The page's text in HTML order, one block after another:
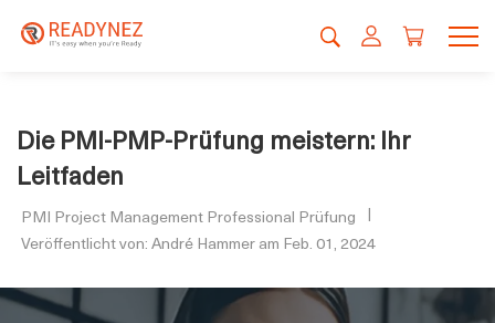
Die PMI-PMP-Prüfung meistern: Ihr
Leitfaden
PMI Project Management Professional Prüfung
Veröffentlicht von: André Hammer am Feb. 01, 2024